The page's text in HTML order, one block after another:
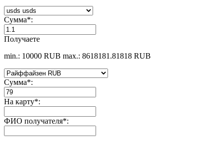
Сумма*:
Получаете
min.: 10000 RUB max.: 8618181.81818 RUB
Сумма*:
На карту*:
ФИО получателя*: